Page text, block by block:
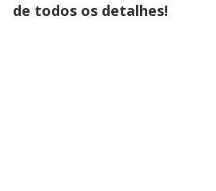
de todos os detalhes!